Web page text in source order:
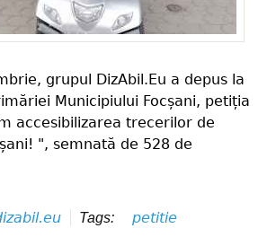
grupul DizAbil.Eu a depus la
Municipiului Focșani, petiția
accesibilizarea trecerilor de
", semnată de 528 de
Tags: petitie